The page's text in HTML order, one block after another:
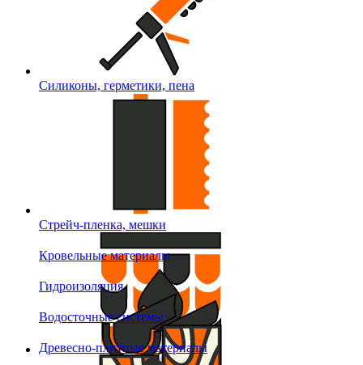
Силиконы, герметики, пена
Стрейч-пленка, мешки
Кровельные материалы
Гидроизоляция
Водосточные системы
Древесно-плитные материалы